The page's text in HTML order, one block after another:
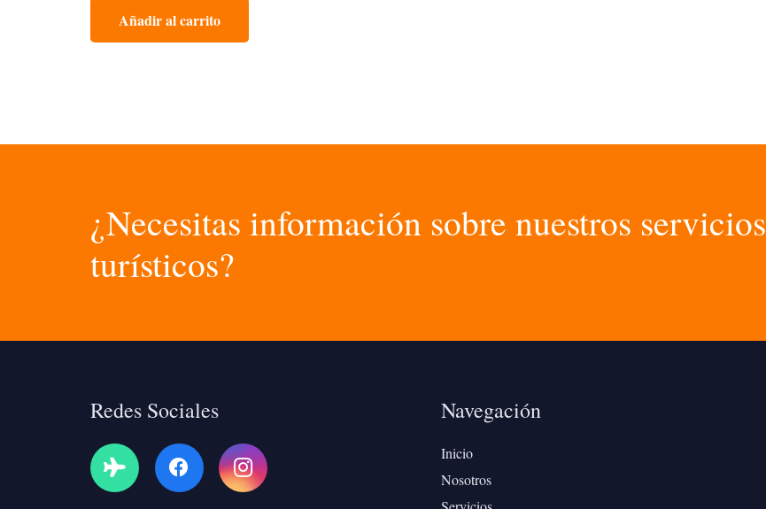
Añadir al carrito
¿Necesitas información sobre nuestros servicios
turísticos?
Redes Sociales Navegación
Inicio
Nosotros